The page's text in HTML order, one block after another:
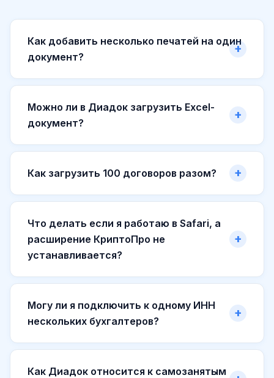
Как добавить несколько печатей на один
документ?
Можно ли в Диадок загрузить Excel-
документ?
Как загрузить 100 договоров разом?
Что делать если я работаю в Safari, а
расширение КриптоПро не
устанавливается?
Могу ли я подключить к одному ИНН
нескольких бухгалтеров?
Как Диадок относится к самозанятым